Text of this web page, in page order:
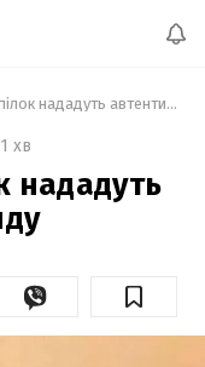
Будинку профспілок нададуть автентичного вигляду
1 хв
нададуть